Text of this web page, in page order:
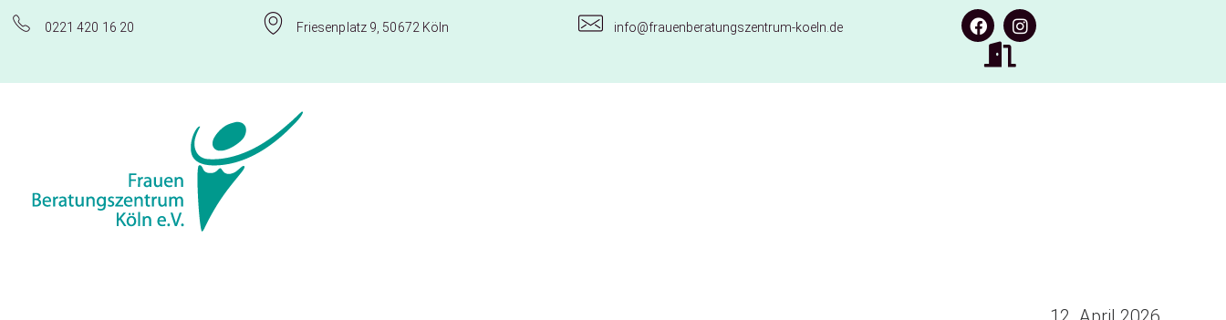
0221 420 16 20 Friesenplatz 9, 50672 Köln info@frauenberatungszentrum-koeln.de